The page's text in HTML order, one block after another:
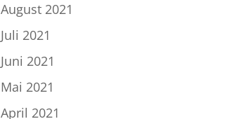
August 2021
Juli 2021
Juni 2021
Mai 2021
April 2021